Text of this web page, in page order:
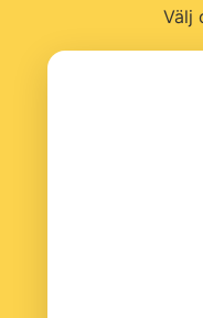
Välj